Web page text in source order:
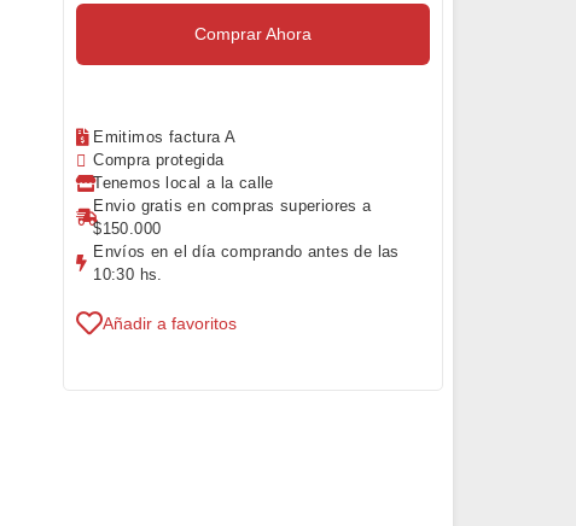
Comprar Ahora
Emitimos factura A
Compra protegida
Tenemos local a la calle
Envio gratis en compras superiores a
$150.000
Envíos en el día comprando antes de las
10:30 hs.
Añadir a favoritos